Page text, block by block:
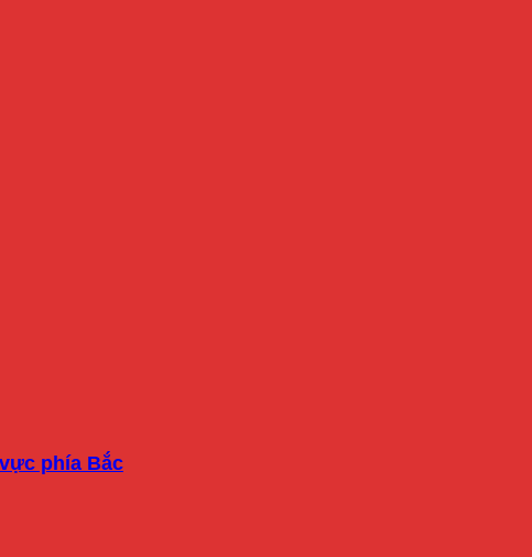
phía Bắc